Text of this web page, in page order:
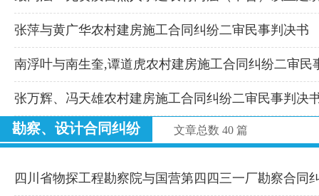
张萍与黄广华农村建房施工合同纠纷二审民事判决书
南浮叶与南生奎,谭道虎农村建房施工合同纠纷二审民
张万辉、冯天雄农村建房施工合同纠纷二审民事判决
勘察、设计合同纠纷 文章总数 40 篇
四川省物探工程勘察院与国营第四四三一厂勘察合同